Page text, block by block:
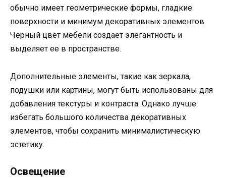
обычно имеет геометрические формы, гладкие
поверхности и минимум декоративных элементов.
Черный цвет мебели создает элегантность и
выделяет ее в пространстве.
Дополнительные элементы, такие как зеркала,
подушки или картины, могут быть использованы для
добавления текстуры и контраста. Однако лучше
избегать большого количества декоративных
элементов, чтобы сохранить минималистическую
эстетику.
Освещение